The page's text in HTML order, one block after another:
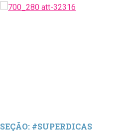
SEÇÃO: #SUPERDICAS